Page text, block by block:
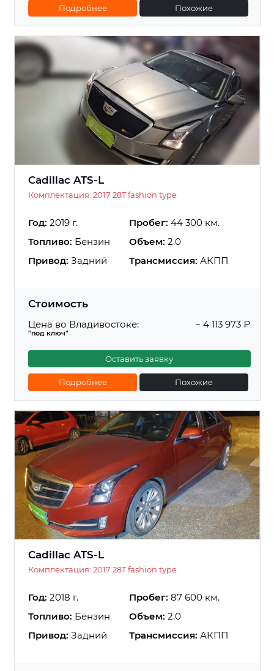
Подробнее Похожие
Cadillac ATS-L
Комплектация: 2017 28T fashion type
Год: 2019 г. Пробег: 44 300 км.
Топливо: Бензин Объем: 2.0
Привод: Задний Трансмиссия: АКПП
Стоимость
Цена во Владивостоке:
"под ключ"
~ 4 113 973 ₽
Оставить заявку
Подробнее Похожие
Cadillac ATS-L
Комплектация: 2017 28T fashion type
Год: 2018 г. Пробег: 87 600 км.
Топливо: Бензин Объем: 2.0
Привод: Задний Трансмиссия: АКПП